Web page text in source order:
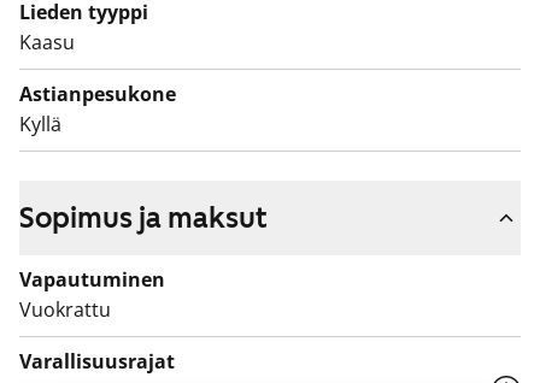
Lieden tyyppi
Kaasu
Astianpesukone
Kyllä
Sopimus ja maksut
Vapautuminen
Vuokrattu
Varallisuusrajat